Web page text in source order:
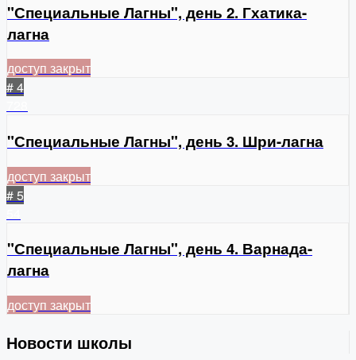
"Специальные Лагны", день 2. Гхатика-
лагна
доступ закрыт
# 4
"Специальные Лагны", день 3. Шри-лагна
доступ закрыт
# 5
"Специальные Лагны", день 4. Варнада-
лагна
доступ закрыт
Новости школы